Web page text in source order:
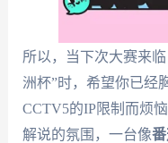
所以，当下次大赛来
洲杯”时，希望你已经
CCTV5的IP限制而烦
解说的氛围，一台像